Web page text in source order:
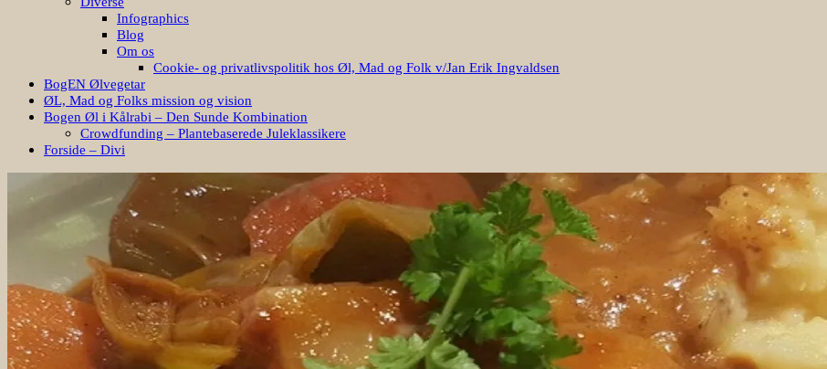
Infographics
Blog
Om os
Cookie- og privatlivspolitik hos Øl, Mad og Folk v/Jan Erik Ingvaldsen
BogEN Ølvegetar
ØL, Mad og Folks mission og vision
Bogen Øl i Kålrabi – Den Sunde Kombination
Crowdfunding – Plantebaserede Juleklassikere
Forside – Divi